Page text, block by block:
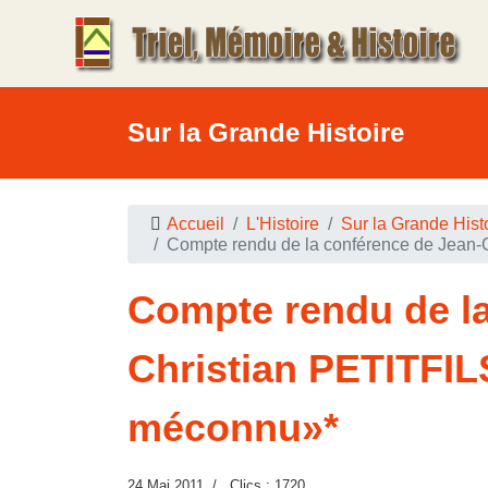
Sur la Grande Histoire
Accueil L'Histoire
Sur la Grande
Compte rendu de la conférence de
Compte rendu de
Christian
méconnu»*